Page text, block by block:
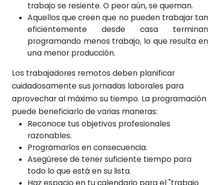
trabajo se resiente. O peor aún, se queman.
Aquellos que creen que no pueden trabajar tan
eficientemente desde casa terminan
programando menos trabajo, lo que resulta en
una menor producción.
Los trabajadores remotos deben planificar
cuidadosamente sus jornadas laborales para
aprovechar al máximo su tiempo. La programación
puede beneficiarlo de varias maneras:
Reconoce tus objetivos profesionales
razonables.
Programarlos en consecuencia.
Asegúrese de tener suficiente tiempo para
todo lo que está en su lista.
Haz espacio en tu calendario para el "trabajo